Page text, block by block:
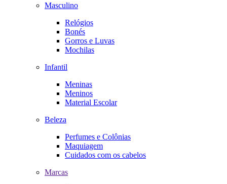
Masculino
Relógios
Bonés
Gorros e Luvas
Mochilas
Infantil
Meninas
Meninos
Material Escolar
Beleza
Perfumes e Colônias
Maquiagem
Cuidados com os cabelos
Marcas